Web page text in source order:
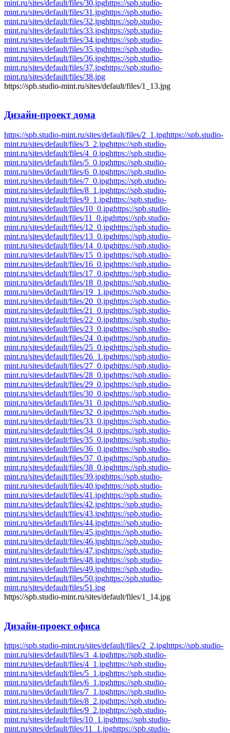
mint.ru/sites/default/files/30.jpghttps://spb.studio-
mint.ru/sites/default/files/31.jpghttps://spb.studio-
mint.ru/sites/default/files/32.jpghttps://spb.studio-
mint.ru/sites/default/files/33.jpghttps://spb.studio-
mint.ru/sites/default/files/34.jpghttps://spb.studio-
mint.ru/sites/default/files/35.jpghttps://spb.studio-
mint.ru/sites/default/files/36.jpghttps://spb.studio-
mint.ru/sites/default/files/37.jpghttps://spb.studio-
mint.ru/sites/default/files/38.jpg
https://spb.studio-mint.ru/sites/default/files/1_13.jpg
Дизайн-проектдома
https://spb.studio-mint.ru/sites/default/files/2_1.jpghttps://spb.studio-
mint.ru/sites/default/files/3_2.jpghttps://spb.studio-
mint.ru/sites/default/files/4_0.jpghttps://spb.studio-
mint.ru/sites/default/files/5_0.jpghttps://spb.studio-
mint.ru/sites/default/files/6_0.jpghttps://spb.studio-
mint.ru/sites/default/files/7_0.jpghttps://spb.studio-
mint.ru/sites/default/files/8_1.jpghttps://spb.studio-
mint.ru/sites/default/files/9_1.jpghttps://spb.studio-
mint.ru/sites/default/files/10_0.jpghttps://spb.studio-
mint.ru/sites/default/files/11_0.jpghttps://spb.studio-
mint.ru/sites/default/files/12_0.jpghttps://spb.studio-
mint.ru/sites/default/files/13_0.jpghttps://spb.studio-
mint.ru/sites/default/files/14_0.jpghttps://spb.studio-
mint.ru/sites/default/files/15_0.jpghttps://spb.studio-
mint.ru/sites/default/files/16_0.jpghttps://spb.studio-
mint.ru/sites/default/files/17_0.jpghttps://spb.studio-
mint.ru/sites/default/files/18_0.jpghttps://spb.studio-
mint.ru/sites/default/files/19_1.jpghttps://spb.studio-
mint.ru/sites/default/files/20_0.jpghttps://spb.studio-
mint.ru/sites/default/files/21_0.jpghttps://spb.studio-
mint.ru/sites/default/files/22_0.jpghttps://spb.studio-
mint.ru/sites/default/files/23_0.jpghttps://spb.studio-
mint.ru/sites/default/files/24_0.jpghttps://spb.studio-
mint.ru/sites/default/files/25_0.jpghttps://spb.studio-
mint.ru/sites/default/files/26_1.jpghttps://spb.studio-
mint.ru/sites/default/files/27_0.jpghttps://spb.studio-
mint.ru/sites/default/files/28_0.jpghttps://spb.studio-
mint.ru/sites/default/files/29_0.jpghttps://spb.studio-
mint.ru/sites/default/files/30_0.jpghttps://spb.studio-
mint.ru/sites/default/files/31_0.jpghttps://spb.studio-
mint.ru/sites/default/files/32_0.jpghttps://spb.studio-
mint.ru/sites/default/files/33_0.jpghttps://spb.studio-
mint.ru/sites/default/files/34_0.jpghttps://spb.studio-
mint.ru/sites/default/files/35_0.jpghttps://spb.studio-
mint.ru/sites/default/files/36_0.jpghttps://spb.studio-
mint.ru/sites/default/files/37_0.jpghttps://spb.studio-
mint.ru/sites/default/files/38_0.jpghttps://spb.studio-
mint.ru/sites/default/files/39.jpghttps://spb.studio-
mint.ru/sites/default/files/40.jpghttps://spb.studio-
mint.ru/sites/default/files/41.jpghttps://spb.studio-
mint.ru/sites/default/files/42.jpghttps://spb.studio-
mint.ru/sites/default/files/43.jpghttps://spb.studio-
mint.ru/sites/default/files/44.jpghttps://spb.studio-
mint.ru/sites/default/files/45.jpghttps://spb.studio-
mint.ru/sites/default/files/46.jpghttps://spb.studio-
mint.ru/sites/default/files/47.jpghttps://spb.studio-
mint.ru/sites/default/files/48.jpghttps://spb.studio-
mint.ru/sites/default/files/49.jpghttps://spb.studio-
mint.ru/sites/default/files/50.jpghttps://spb.studio-
mint.ru/sites/default/files/51.jpg
https://spb.studio-mint.ru/sites/default/files/1_14.jpg
Дизайн-проектофиса
https://spb.studio-mint.ru/sites/default/files/2_2.jpghttps://spb.studio-
mint.ru/sites/default/files/3_4.jpghttps://spb.studio-
mint.ru/sites/default/files/4_1.jpghttps://spb.studio-
mint.ru/sites/default/files/5_1.jpghttps://spb.studio-
mint.ru/sites/default/files/6_1.jpghttps://spb.studio-
mint.ru/sites/default/files/7_1.jpghttps://spb.studio-
mint.ru/sites/default/files/8_2.jpghttps://spb.studio-
mint.ru/sites/default/files/9_2.jpghttps://spb.studio-
mint.ru/sites/default/files/10_1.jpghttps://spb.studio-
mint.ru/sites/default/files/11_1.jpghttps://spb.studio-